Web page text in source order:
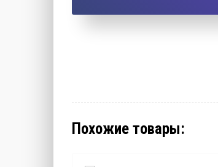
Похожие товары: